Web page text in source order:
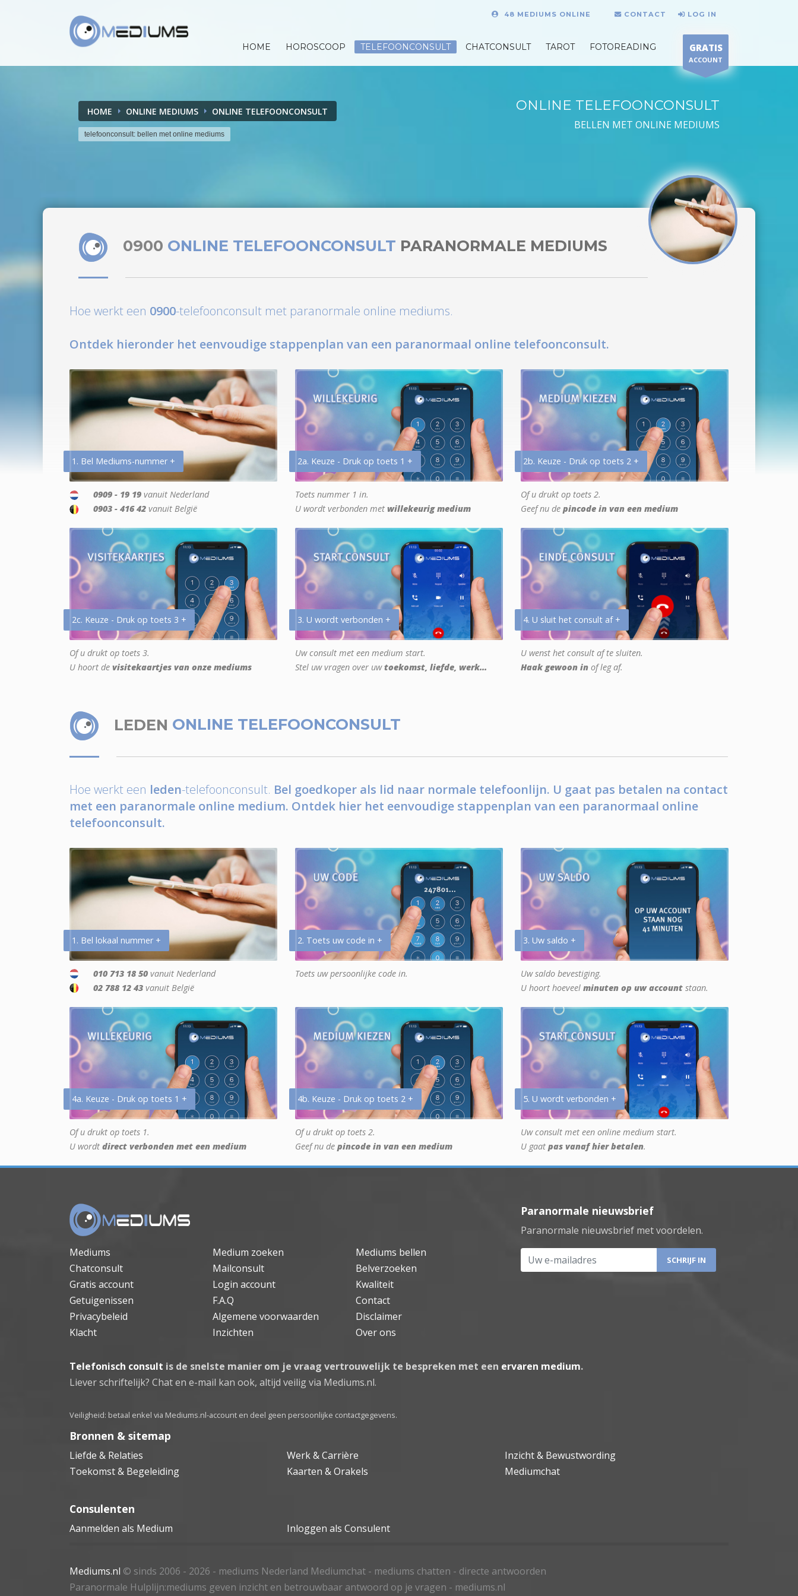
48 MEDIUMS ONLINE CONTACT LOG IN
HOME HOROSCOOP TELEFOONCONSULT CHATCONSULT TAROT FOTOREADING GRATIS
ACCOUNT
HOME ONLINE MEDIUMS ONLINE TELEFOONCONSULT
telefoonconsult: bellen met online mediums
ONLINE TELEFOONCONSULT
BELLEN MET ONLINE MEDIUMS
0900 ONLINE TELEFOONCONSULT PARANORMALE MEDIUMS
Hoe werkt een 0900-telefoonconsult met paranormale online mediums.
Ontdek hieronder het eenvoudige stappenplan van een paranormaal online telefoonconsult.
1. Bel Mediums-nummer +
0909 - 19 19 vanuit Nederland
0903 - 416 42 vanuit België
2a. Keuze - Druk op toets 1 +
Toets nummer 1 in.
U wordt verbonden met willekeurig medium
2b. Keuze - Druk op toets 2 +
Of u drukt op toets 2.
Geef nu de pincode in van een medium
2c. Keuze - Druk op toets 3 +
Of u drukt op toets 3.
U hoort de visitekaartjes van onze mediums
3. U wordt verbonden +
Uw consult met een medium start.
Stel uw vragen over uwtoekomst, liefde, werk...
4. U sluit het consult af +
U wenst het consult af te sluiten.
Haak gewoon in of leg af.
LEDEN ONLINE TELEFOONCONSULT
Hoe werkt een leden-telefoonconsult. Bel goedkoper als lid naar normale telefoonlijn. U gaat pas betalen na contact
met een paranormale online medium. Ontdek hier het eenvoudige stappenplan van een paranormaal online
telefoonconsult.
1. Bel lokaal nummer +
010 713 18 50 vanuit Nederland
02 788 12 43 vanuit België
2. Toets uw code in +
Toets uw persoonlijke code in.
3. Uw saldo +
Uw saldo bevestiging.
U hoort hoeveel minuten op uw account staan.
4a. Keuze - Druk op toets 1 +
Of u drukt op toets 1.
U wordt direct verbonden met een medium
4b. Keuze - Druk op toets 2 +
Of u drukt op toets 2.
Geef nu de pincode in van een medium
5. U wordt verbonden +
Uw consult met een online medium start.
U gaat pas vanaf hier betalen.
Mediums Medium zoeken
Mediums bellen
Chatconsult
Mailconsult
Belverzoeken
Gratis account
Login account
Kwaliteit
Getuigenissen
F.A.Q
Contact
Privacybeleid
Algemene voorwaarden
Disclaimer
Klacht
Inzichten Over ons
Paranormale nieuwsbrief
Paranormale nieuwsbrief met voordelen.
Uw e-mailadres
Telefonisch consult is de snelste manier om je vraag vertrouwelijk te bespreken met een ervaren medium.
Liever schriftelijk? Chat en e-mail kan ook, altijd veilig via Mediums.nl.
Veiligheid: betaal enkel via Mediums.nl-account en deel geen persoonlijke contactgegevens.
Bronnen & sitemap
Liefde & Relaties Werk & Carrière
Inzicht & Bewustwording
Toekomst & Begeleiding
Kaarten & Orakels Mediumchat
Consulenten
Aanmelden als Medium Inloggen als Consulent
Mediums.nl © sinds 2006 - 2026 - mediums Nederland Mediumchat - mediums chatten - directe antwoorden
Paranormale Hulplijn:mediums geven inzicht en betrouwbaar antwoord op je vragen - mediums.nl